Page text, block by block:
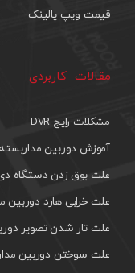
قیمت ویپ یالینک
مقالات کاربردی
مشکلات رایج DVR
آموزش دوربین مداربسته
علت بوق زدن دستگاه
علت خرابی هارد دوربین
علت تار شدن تصویر
علت سوختن دوربین